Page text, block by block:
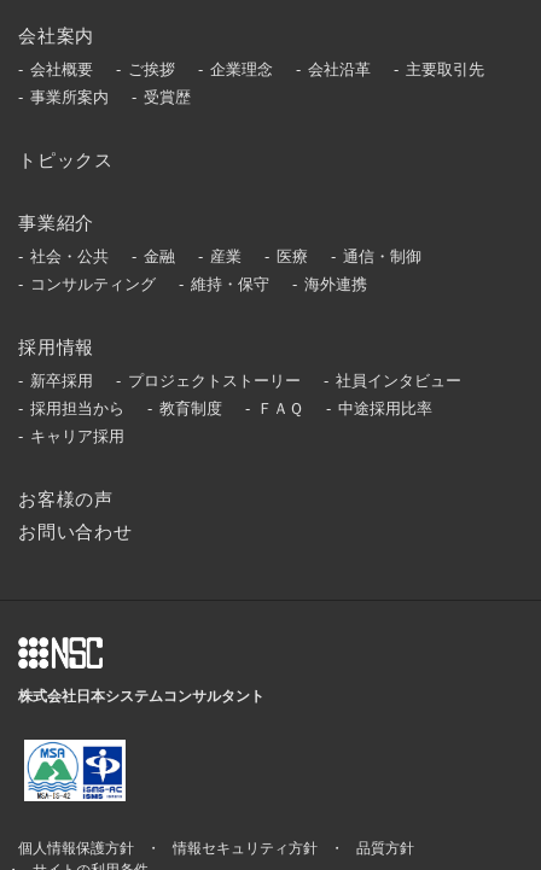
会社案内
会社概要 ご挨拶 企業理念 会社沿革
主要取引先
事業所案内
受賞歴
トピックス
事業紹介
社会・公共 金融 産業 医療
通信・制御
コンサルティング
維持・保守 海外連携
採用情報
新卒採用 プロジェクトストーリー
社員インタビュー
採用担当から
教育制度 ＦＡＱ
中途採用比率
キャリア採用
お客様の声
お問い合わせ
株式会社日本システムコンサルタント
個人情報保護方針 情報セキュリティ方針
品質方針